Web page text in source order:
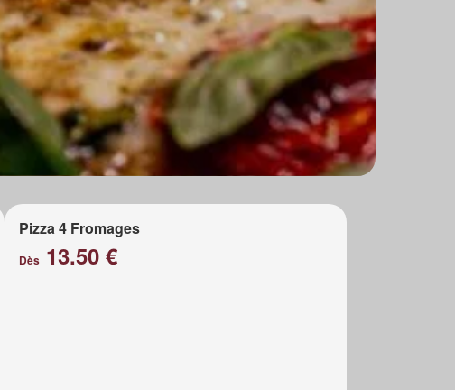
Pizza 4 Fromages
Dès 13.50 €